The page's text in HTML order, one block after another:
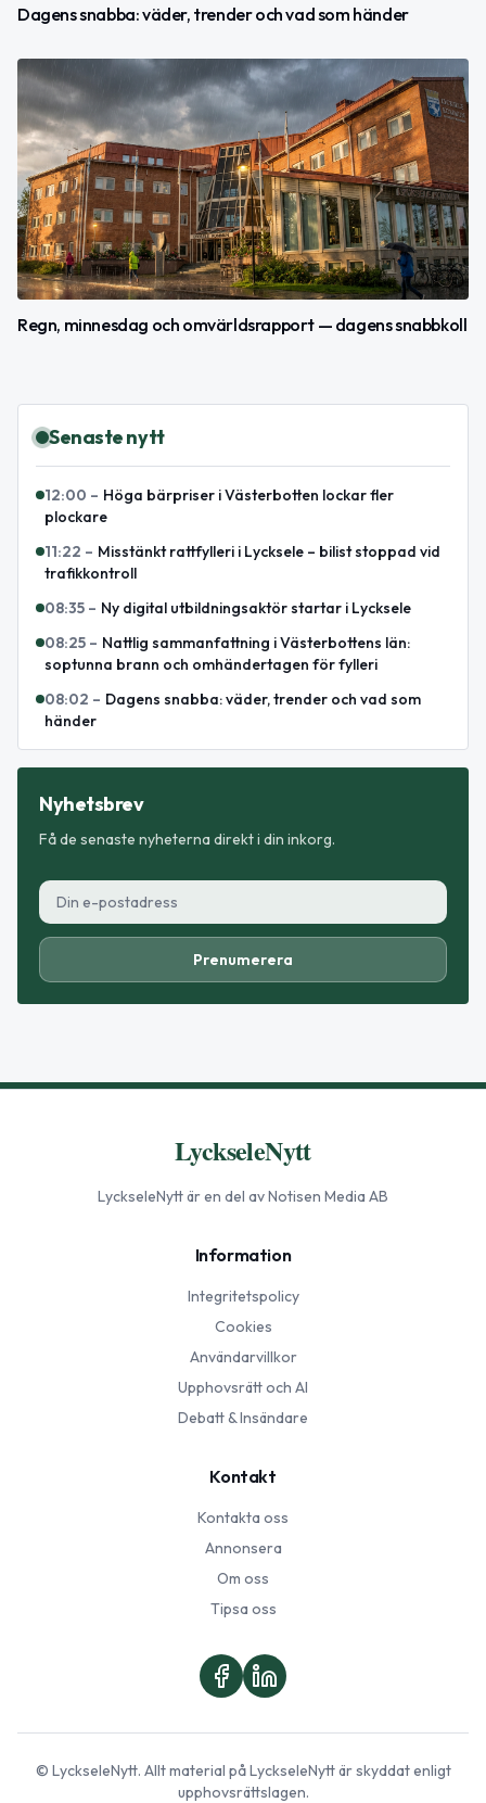
Dagens snabba: väder, trender och vad som händer
Regn, minnesdag och omvärldsrapport — dagens snabbkoll
Senaste nytt
12:00 – Höga bärpriser i Västerbotten lockar fler
plockare
11:22 – Misstänkt rattfylleri i Lycksele – bilist stoppad vid
trafikkontroll
08:35 – Ny digital utbildningsaktör startar i Lycksele
08:25 – Nattlig sammanfattning i Västerbottens län:
soptunna brann och omhändertagen för fylleri
08:02 – Dagens snabba: väder, trender och vad som
händer
Nyhetsbrev
Få de senaste nyheterna direkt i din inkorg.
Prenumerera
LyckseleNytt
LyckseleNyttär en del av Notisen Media AB
Information
Integritetspolicy
Cookies
Användarvillkor
Upphovsrätt och AI
Debatt & Insändare
Kontakt
Kontakta oss
Annonsera
Om oss
Tipsa oss
© LyckseleNytt. Allt material påLyckseleNyttär skyddat enligt
upphovsrättslagen.